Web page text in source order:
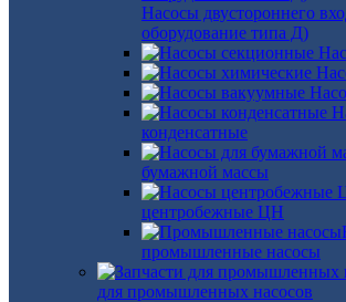
Насосы двустороннего
оборудование типа Д)
конденсатные
бумажной массы
центробежные ЦН
промышленные насосы
для промышленных насосов